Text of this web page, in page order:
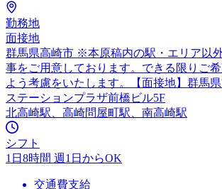
勤務地
面接地
群馬県高崎市 ※本原稿内の駅・エリア以
事をご用意しております。できる限りご
よう考慮をいたします。【面接地】群馬県
ステーションプラザ前橋ビル5F
北高崎駅、高崎問屋町駅、南高崎駅
シフト
1日8時間 週1日からOK
交通費支給